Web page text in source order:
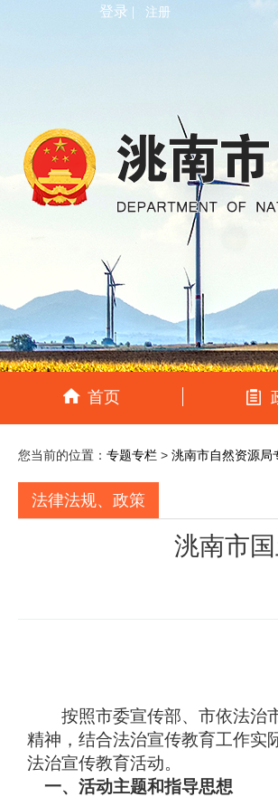
登录 | 注册
首页
您当前的位置： 专题专栏 > 洮南市自然资源局
法律法规、政策
洮南市
按照市委宣传部、市依法治
精神，结合法治宣传教育工作实
法治宣传教育活动。
一、活动主题和指导思想